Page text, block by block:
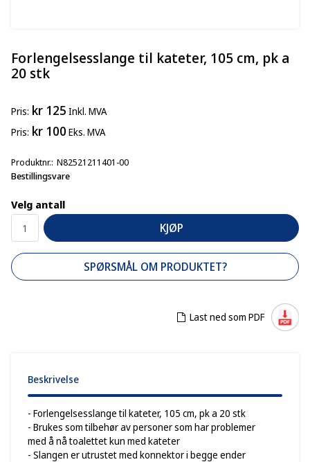
Forlengelsesslange til kateter, 105 cm, pk a
20 stk
Pris kr 125 Inkl. MVA
Pris kr 100 Eks. MVA
Produktnr. N82521211401-00
Bestillingsvare
Velg antall
KJØP
SPØRSMÅL OM PRODUKTET?
Last ned som PDF
Beskrivelse
- Forlengelsesslange til kateter, 105 cm, pk a 20 stk
- Brukes som tilbehør av personer som har problemer
med å nå toalettet kun med kateter
- Slangen er utrustet med konnektor i begge ender